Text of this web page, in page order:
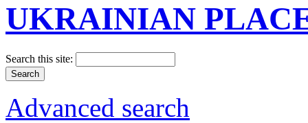
UKRAINIAN
Search this site:
Advanced search